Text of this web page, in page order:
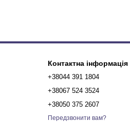
Контактна інформація
+38044 391 1804
+38067 524 3524
+38050 375 2607
Передзвонити вам?